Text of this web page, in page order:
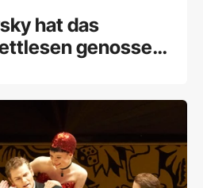
hat das
genossen